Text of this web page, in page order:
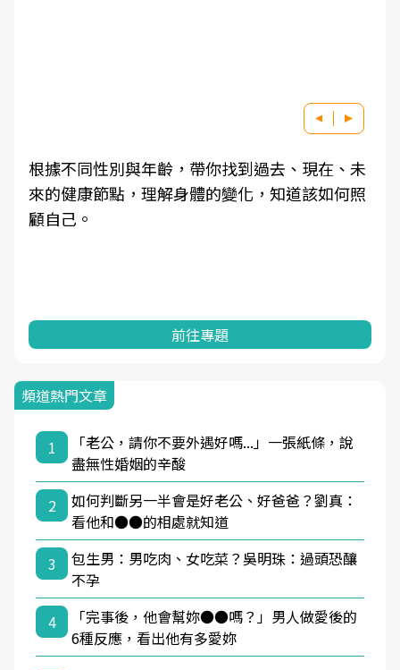
根據不同性別與年齡，帶你找到過去、現在、未
來的健康節點，理解身體的變化，知道該如何照
顧自己。
前往專題
頻道熱門文章
1
「老公，請你不要外遇好嗎...」一張紙條，說
盡無性婚姻的辛酸
2
如何判斷另一半會是好老公、好爸爸？劉真：
看他和●●的相處就知道
3
包生男：男吃肉、女吃菜？吳明珠：過頭恐釀
不孕
4
「完事後，他會幫妳●●嗎？」男人做愛後的
6種反應，看出他有多愛妳